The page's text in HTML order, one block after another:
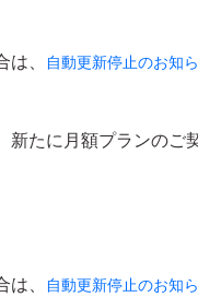
、
自動更新停止のお知
たに月額プランのご
、
自動更新停止のお知